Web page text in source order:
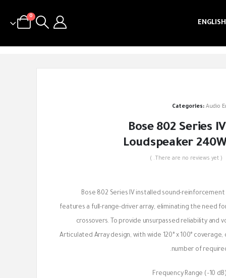
ENGLISH
0
Categories:Audio
Bose 802 Series
Loudspeaker
( There are no reviews yet. )
Bose 802 Series IV installed sound-
features a full-range-driver array, eliminating the need
crossovers. To provide unsurpassed reliability and
Articulated Array design, with wide 120° x 100°
number of
Frequency Range (–10